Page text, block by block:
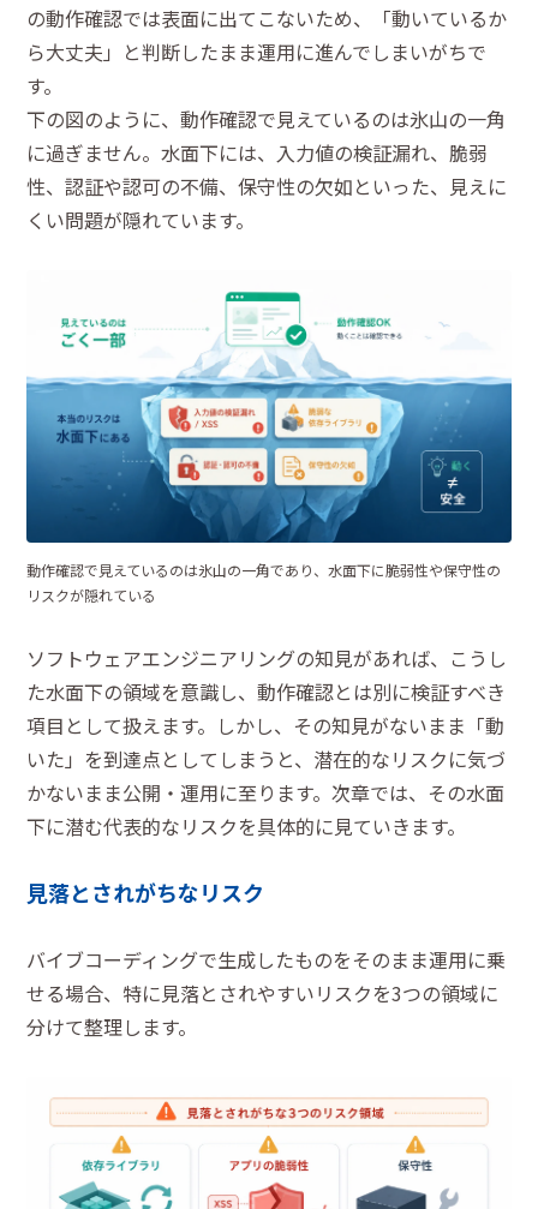
の動作確認では表面に出てこないため、「動いているか
ら大丈夫」と判断したまま運用に進んでしまいがちで
す。
下の図のように、動作確認で見えているのは氷山の一角
に過ぎません。水面下には、入力値の検証漏れ、脆弱
性、認証や認可の不備、保守性の欠如といった、見えに
くい問題が隠れています。
動作確認で見えているのは氷山の一角であり、水面下に脆弱性や保守性の
リスクが隠れている
ソフトウェアエンジニアリングの知見があれば、こうし
た水面下の領域を意識し、動作確認とは別に検証すべき
項目として扱えます。しかし、その知見がないまま「動
いた」を到達点としてしまうと、潜在的なリスクに気づ
かないまま公開・運用に至ります。次章では、その水面
下に潜む代表的なリスクを具体的に見ていきます。
見落とされがちなリスク
バイブコーディングで生成したものをそのまま運用に乗
せる場合、特に見落とされやすいリスクを3つの領域に
分けて整理します。